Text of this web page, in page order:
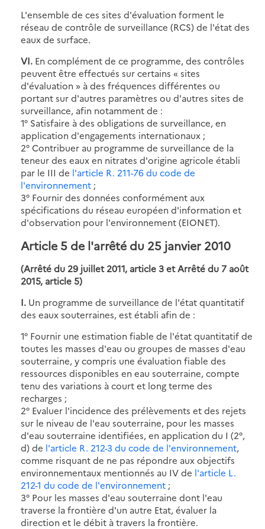
L'ensemble de ces sites d'évaluation forment le
réseau de contrôle de surveillance (RCS) de l'état des
eaux de surface.
VI. En complément de ce programme, des contrôles
peuvent être effectués sur certains « sites
d'évaluation » à des fréquences différentes ou
portant sur d'autres paramètres ou d'autres sites de
surveillance, afin notamment de :
1° Satisfaire à des obligations de surveillance, en
application d'engagements internationaux ;
2° Contribuer au programme de surveillance de la
teneur des eaux en nitrates d'origine agricole établi
par le III de l'article R. 211-76 du code de
l'environnement ;
3° Fournir des données conformément aux
spécifications du réseau européen d'information et
d'observation pour l'environnement (EIONET).
Article 5 de l'arrêté du 25 janvier 2010
(Arrêté du 29 juillet 2011, article 3 et Arrêté du 7 août
2015, article 5)
I. Un programme de surveillance de l'état quantitatif
des eaux souterraines, est établi afin de :
1° Fournir une estimation fiable de l'état quantitatif de
toutes les masses d'eau ou groupes de masses d'eau
souterraine, y compris une évaluation fiable des
ressources disponibles en eau souterraine, compte
tenu des variations à court et long terme des
recharges ;
2° Evaluer l'incidence des prélèvements et des rejets
sur le niveau de l'eau souterraine, pour les masses
d'eau souterraine identifiées, en application du I (2°,
d) de l'article R. 212-3 du code de l'environnement,
comme risquant de ne pas répondre aux objectifs
environnementaux mentionnés au IV de l'article L.
212-1 du code de l'environnement ;
3° Pour les masses d'eau souterraine dont l'eau
traverse la frontière d'un autre Etat, évaluer la
direction et le débit à travers la frontière.